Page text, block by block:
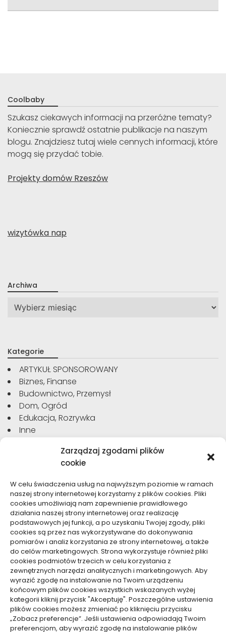
Zarządzaj zgodami plików
cookie
W celu świadczenia usług na najwyższym poziomie w ramach
naszej strony internetowej korzystamy z plików cookies. Pliki
cookies umożliwiają nam zapewnienie prawidłowego
działania naszej strony internetowej oraz realizację
podstawowych jej funkcji, a po uzyskaniu Twojej zgody, pliki
cookies są przez nas wykorzystywane do dokonywania
pomiarów i analiz korzystania ze strony internetowej, a także
do celów marketingowych. Strona wykorzystuje również pliki
cookies podmiotów trzecich w celu korzystania z
zewnętrznych narzędzi analitycznych i marketingowych. Aby
wyrazić zgodę na instalowanie na Twoim urządzeniu
końcowym plików cookies wszystkich wskazanych wyżej
kategorii kliknij przycisk "Akceptuję". Poszczególne ustawienia
plików cookies możesz zmieniać po kliknięciu przycisku
„Zobacz preferencje”. Jeśli ustawienia odpowiadają Twoim
preferencjom, aby wyrazić zgodę na instalowanie plików
Coolbaby
Szukasz ciekawych informacji na przeróżne tematy?
Koniecznie sprawdź ostatnie publikacje na naszym
blogu. Znajdziesz tutaj wiele cennych informacji, które
mogą się przydać tobie.
Projekty domów Rzeszów
wizytówka nap
Archiwa
Archiwa
Kategorie
ARTYKUŁ SPONSOROWANY
Biznes, Finanse
Budownictwo, Przemysł
Dom, Ogród
Edukacja, Rozrywka
Inne
Motoryzacja, Transport
Sport, Turystyka
Technologie
Usługi
Zdrowie, Medycyna
Dolącz do nas
Lubisz pisać teksty i chciałbyś się podzielić swoją
wiedzą z innymi? Dołącz do nas już teraz. Podziel się
swoją wiedzą z innymi.